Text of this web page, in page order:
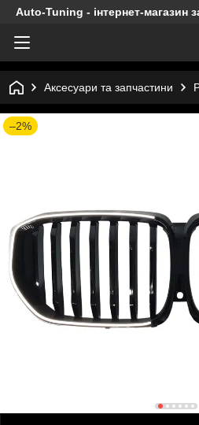
Auto-Tuning - інтернет-магазин
Аксесуари та запчастини
–2%